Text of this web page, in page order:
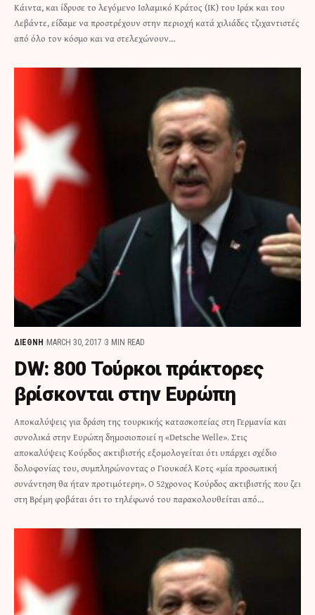
Κάιντα, και ίδρυσε το λεγόμενο Ισλαμικό Κράτος (ΙΚ) του Ιράκ και του
Λεβάντε, είδαμε να προστρέχουν στην περιοχή κατά χιλιάδες τζιχαντιστές
από όλο τον κόσμο και να στελεχώνουν…
ΔΙΕΘΝΗ MARCH 30, 2017 3 MIN READ
DW: 800 Τούρκοι πράκτορες
βρίσκονται στην Ευρώπη
Αποκαλύψεις για δράση της τουρκικής κατασκοπείας στη Γερμανία και
συνολικά στην Ευρώπη δημοσιοποιεί η «Detsche Welle». Στις
αποκαλύψεις Κούρδος ακτιβιστής εξομολογείται ότι υπάρχει σχέδιο
δολοφονίας του, συμπληρώνοντας ο Γιουκσέλ Κοτς «μία προσωπική
συνάντηση θα ήταν προτιμότερη». Ο 52χρονος Κούρδος ακτιβιστής που ζει
στη Βρέμη φοβάται ότι το τηλέφωνό του παρακολουθείται από…